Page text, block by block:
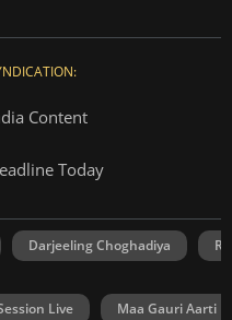
Content
Today
Darjeeling Choghadiya
Live Maa Gauri Aarti